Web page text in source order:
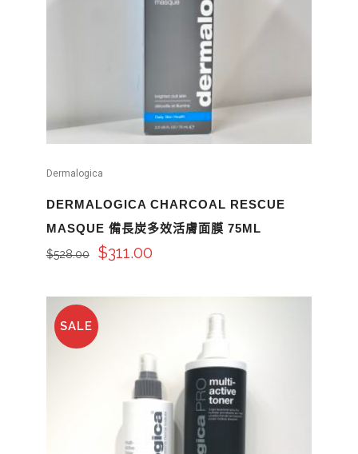
Dermalogica
DERMALOGICA CHARCOAL RESCUE
MASQUE 備長炭多效活膚面膜 75ML
$528.00 $311.00
SALE